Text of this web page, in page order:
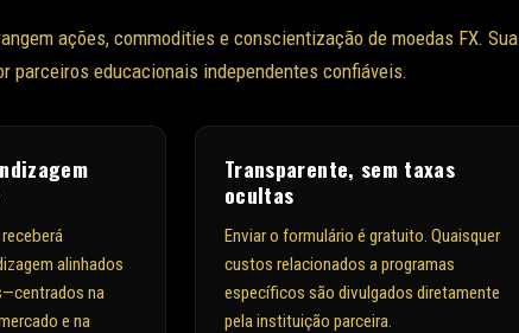
ações, commodities e conscientização de moedas FX. Sua
parceiros educacionais independentes confiáveis.
alinhados
na
e na
Transparente, sem taxas
ocultas
Enviar o formulário é gratuito. Quaisquer
custos relacionados a programas
específicos são divulgados diretamente
pela instituição parceira.